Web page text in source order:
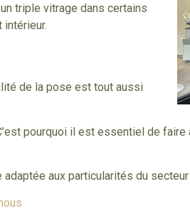
triple vitrage dans certains
de la pose est tout aussi
pourquoi il est essentiel de
aux particularités du